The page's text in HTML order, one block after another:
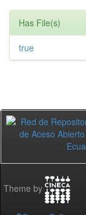
Has File(s)
true
Theme by